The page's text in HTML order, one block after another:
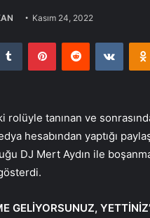
Kasım 24, 2022
Tumblr PinterestReddit
rolüyle tanınan ve
hesabından yaptığı
DJ Mert Aydın ile
GELİYORSUNUZ,